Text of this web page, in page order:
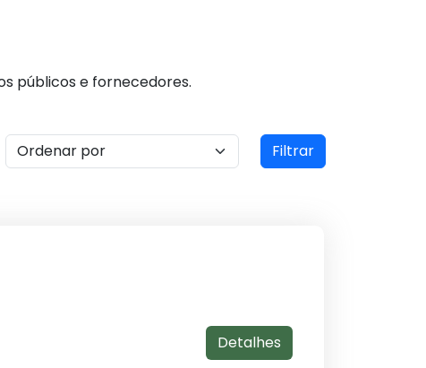
públicos e fornecedores.
Filtrar
Detalhes